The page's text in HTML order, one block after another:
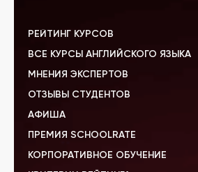
РЕЙТИНГ КУРСОВ
ВСЕ КУРСЫ АНГЛИЙСКОГО ЯЗЫКА
МНЕНИЯ ЭКСПЕРТОВ
ОТЗЫВЫ СТУДЕНТОВ
АФИША
ПРЕМИЯ SCHOOLRATE
КОРПОРАТИВНОЕ ОБУЧЕНИЕ